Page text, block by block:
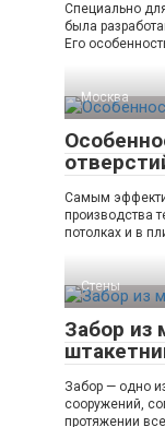
Специально
была
Его
Москва
Самым
производства
потолках и в
Стены
Забор из
Забор — одно
сооружений,
протяжении